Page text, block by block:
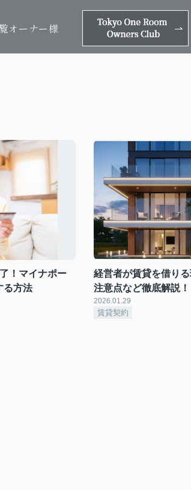
オーナー様
！マイナポー
る方法
経営者が賃貸を借り
注意点など徹底解説！
2026.01.29
賃貸契約